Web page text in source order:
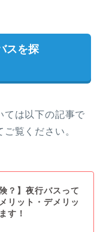
スを探
ては以下の記事で
覧ください。
？】夜行バスって
リット・デメリッ
す！